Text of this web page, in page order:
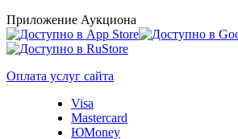
Приложение Аукциона
Оплата услуг сайта
Visa
Mastercard
ЮMoney